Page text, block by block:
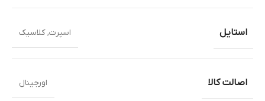
استایل اسپرت,کلاسیک
اصالت کالا اورجینال